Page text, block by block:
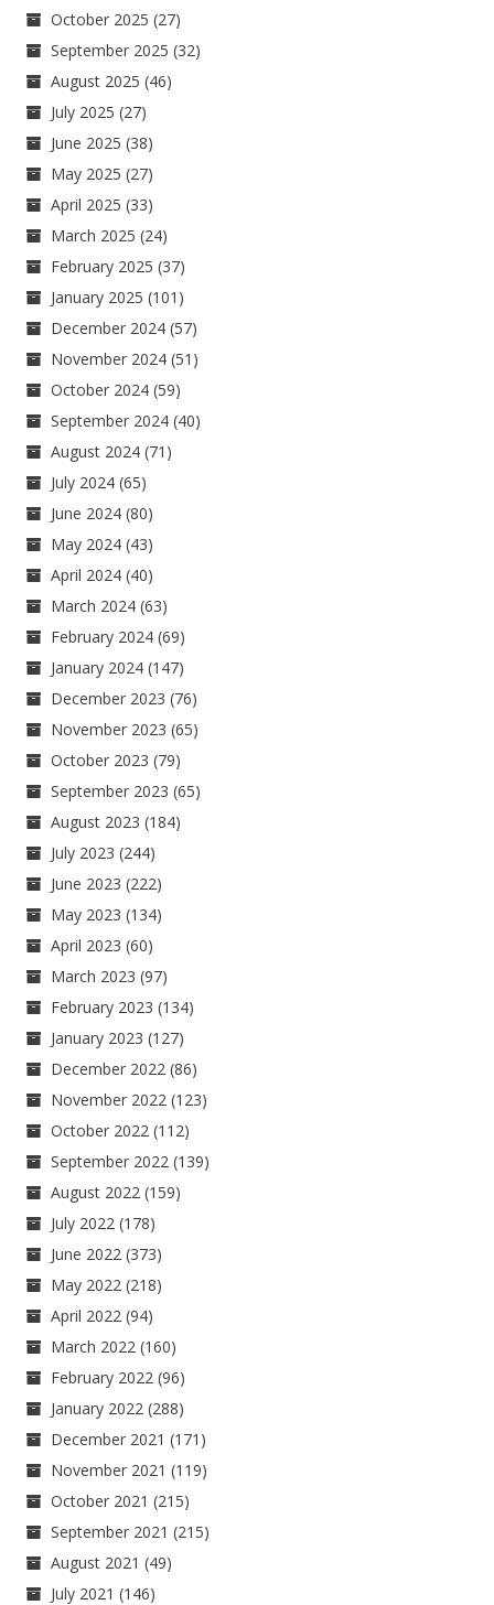
October 2025 (27)
September 2025 (32)
August 2025 (46)
July 2025 (27)
June 2025 (38)
May 2025 (27)
April 2025 (33)
March 2025 (24)
February 2025 (37)
January 2025 (101)
December 2024 (57)
November 2024 (51)
October 2024 (59)
September 2024 (40)
August 2024 (71)
July 2024 (65)
June 2024 (80)
May 2024 (43)
April 2024 (40)
March 2024 (63)
February 2024 (69)
January 2024 (147)
December 2023 (76)
November 2023 (65)
October 2023 (79)
September 2023 (65)
August 2023 (184)
July 2023 (244)
June 2023 (222)
May 2023 (134)
April 2023 (60)
March 2023 (97)
February 2023 (134)
January 2023 (127)
December 2022 (86)
November 2022 (123)
October 2022 (112)
September 2022 (139)
August 2022 (159)
July 2022 (178)
June 2022 (373)
May 2022 (218)
April 2022 (94)
March 2022 (160)
February 2022 (96)
January 2022 (288)
December 2021 (171)
November 2021 (119)
October 2021 (215)
September 2021 (215)
August 2021 (49)
July 2021 (146)